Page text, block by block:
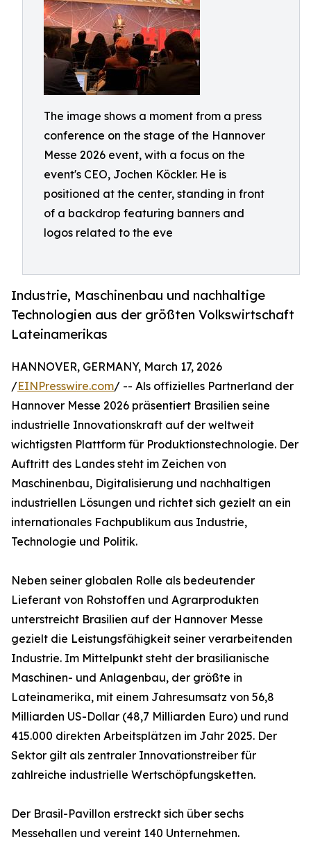
The image shows a moment from a press
conference on the stage of the Hannover
Messe 2026 event, with a focus on the
event's CEO, Jochen Köckler. He is
positioned at the center, standing in front
of a backdrop featuring banners and
logos related to the eve
Industrie, Maschinenbau und nachhaltige
Technologien aus der größten Volkswirtschaft
Lateinamerikas
HANNOVER, GERMANY, March 17, 2026
/EINPresswire.com/ -- Als offizielles Partnerland der
Hannover Messe 2026 präsentiert Brasilien seine
industrielle Innovationskraft auf der weltweit
wichtigsten Plattform für Produktionstechnologie. Der
Auftritt des Landes steht im Zeichen von
Maschinenbau, Digitalisierung und nachhaltigen
industriellen Lösungen und richtet sich gezielt an ein
internationales Fachpublikum aus Industrie,
Technologie und Politik.
Neben seiner globalen Rolle als bedeutender
Lieferant von Rohstoffen und Agrarprodukten
unterstreicht Brasilien auf der Hannover Messe
gezielt die Leistungsfähigkeit seiner verarbeitenden
Industrie. Im Mittelpunkt steht der brasilianische
Maschinen- und Anlagenbau, der größte in
Lateinamerika, mit einem Jahresumsatz von 56,8
Milliarden US-Dollar (48,7 Milliarden Euro) und rund
415.000 direkten Arbeitsplätzen im Jahr 2025. Der
Sektor gilt als zentraler Innovationstreiber für
zahlreiche industrielle Wertschöpfungsketten.
Der Brasil-Pavillon erstreckt sich über sechs
Messehallen und vereint 140 Unternehmen.